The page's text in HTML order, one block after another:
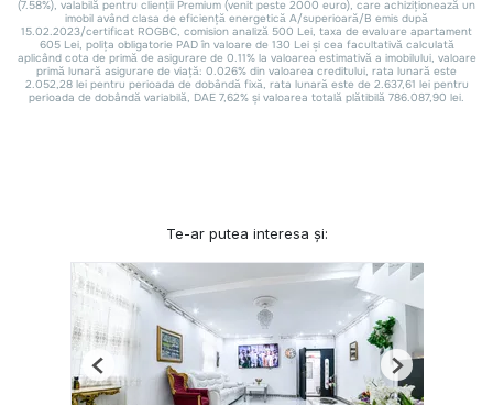
Te-ar putea interesa și:
Previous Next